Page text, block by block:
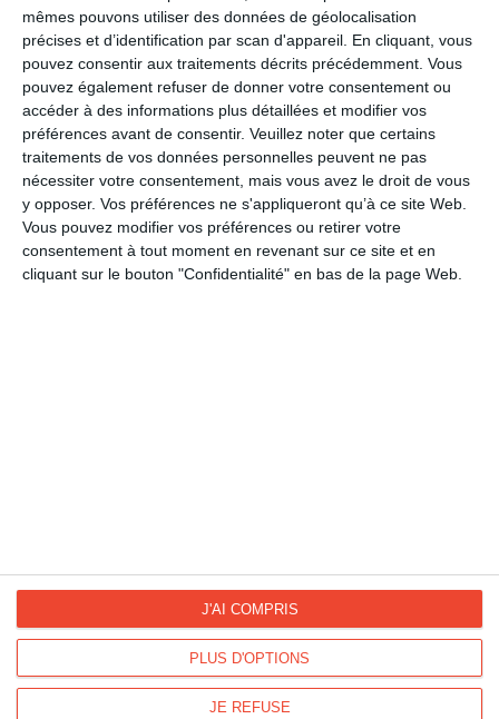
mêmes pouvons utiliser des données de géolocalisation
précises et d’identification par scan d'appareil. En cliquant, vous
pouvez consentir aux traitements décrits précédemment. Vous
pouvez également refuser de donner votre consentement ou
accéder à des informations plus détaillées et modifier vos
préférences avant de consentir. Veuillez noter que certains
traitements de vos données personnelles peuvent ne pas
nécessiter votre consentement, mais vous avez le droit de vous
y opposer. Vos préférences ne s'appliqueront qu’à ce site Web.
Vous pouvez modifier vos préférences ou retirer votre
consentement à tout moment en revenant sur ce site et en
cliquant sur le bouton "Confidentialité" en bas de la page Web.
PLUS D'OPTIONS
JE REFUSE
J'AI COMPRIS
PARTAGER
Facebook, Twitter, WhatsApp, ...
VOIR D'AUTRES CARTES DANS
LA CATÉGORIE
Saint Nicolas
anniversaire, amour, amitié, fêtes...
Pour connaître les dates des fêtes, découvrez le